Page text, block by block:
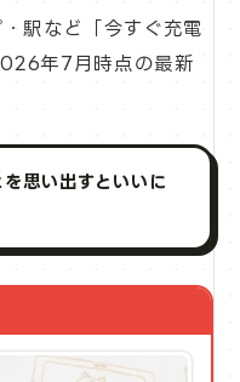
駅など「今すぐ充電
年7月時点の最新
思い出すといいに